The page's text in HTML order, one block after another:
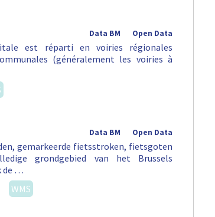
Open Data
Data BM
est réparti en voiries régionales
(généralement les voiries à
Open Data
Data BM
gemarkeerde fietsstroken, fietsgoten
grondgebied van het Brussels
de …
WMS